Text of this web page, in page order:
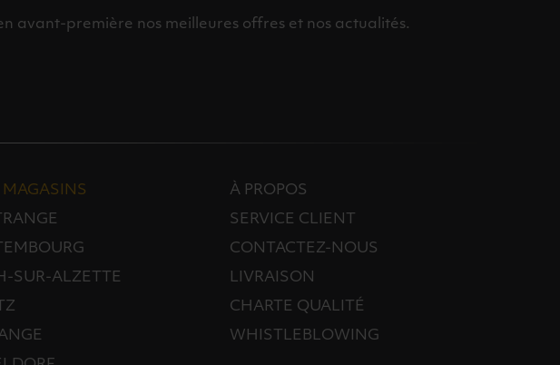
avant-première nos meilleures offres et nos actualités.
MAGASINS
SUR-ALZETTE
À PROPOS
SERVICE CLIENT
CONTACTEZ-NOUS
LIVRAISON
CHARTE QUALITÉ
WHISTLEBLOWING